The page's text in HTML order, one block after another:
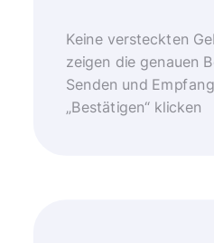
Keine versteckten
zeigen die genauen
Senden und
„Bestätigen“ klicken